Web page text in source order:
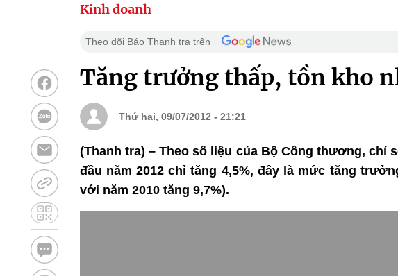
Kinh doanh
Theo dõi Báo Thanh tra trên
Tăng trưởng thấp, tồn kho
Thứ hai, 09/07/2012 - 21:21
(Thanh tra) – Theo số liệu của Bộ Công thương, chỉ
đầu năm 2012 chỉ tăng 4,5%, đây là mức tăng
với năm 2010 tăng 9,7%).